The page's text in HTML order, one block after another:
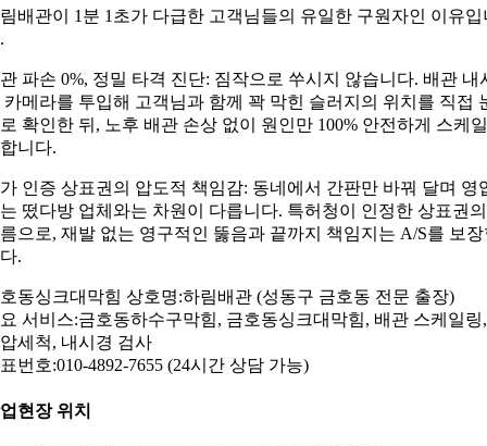
배관이 1분 1초가 다급한 고객님들의 유일한 구원자인 이유입
파손 0%, 정밀 타격 진단: 짐작으로 쑤시지 않습니다. 배관 내
카메라를 투입해 고객님과 함께 꽉 막힌 슬러지의 위치를 직접
확인한 뒤, 노후 배관 손상 없이 원인만 100% 안전하게 스케일
니다.
인증 상표권의 압도적 책임감: 동네에서 간판만 바꿔 달며 영
떴다방 업체와는 차원이 다릅니다. 특허청이 인정한 상표권의
으로, 재발 없는 영구적인 뚫음과 끝까지 책임지는 A/S를 보장
.
동싱크대막힘 상호명:하림배관 (성동구 금호동 전문 출장)
서비스:금호동하수구막힘, 금호동싱크대막힘, 배관 스케일링,
세척, 내시경 검사
번호:010-4892-7655 (24시간 상담 가능)
현장 위치